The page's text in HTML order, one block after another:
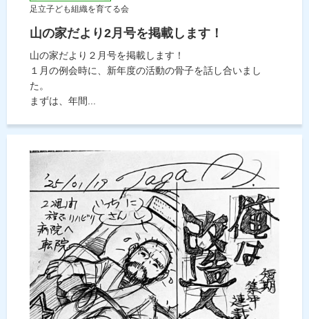
足立子ども組織を育てる会
山の家だより2月号を掲載します！
山の家だより２月号を掲載します！
１月の例会時に、新年度の活動の骨子を話し合いまし
た。
まずは、年間...